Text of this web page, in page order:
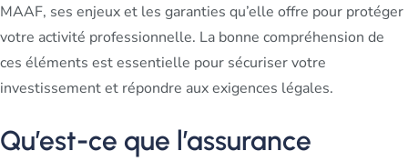
MAAF, ses enjeux et les garanties qu’elle offre pour protéger
votre activité professionnelle. La bonne compréhension de
ces éléments est essentielle pour sécuriser votre
investissement et répondre aux exigences légales.
Qu’est-ce que l’assurance